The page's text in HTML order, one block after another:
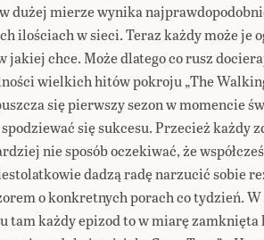
dużej mierze wynika
ilościach w sieci. Teraz każdy może je
jakiej chce. Może dlatego co rusz
wielkich hitów pokroju „The
się pierwszy sezon w momencie
się sukcesu. Przecież każdy
nie sposób oczekiwać, że
dadzą radę narzucić sobie
o konkretnych porach co tydzień.
tam każdy epizod to w miarę